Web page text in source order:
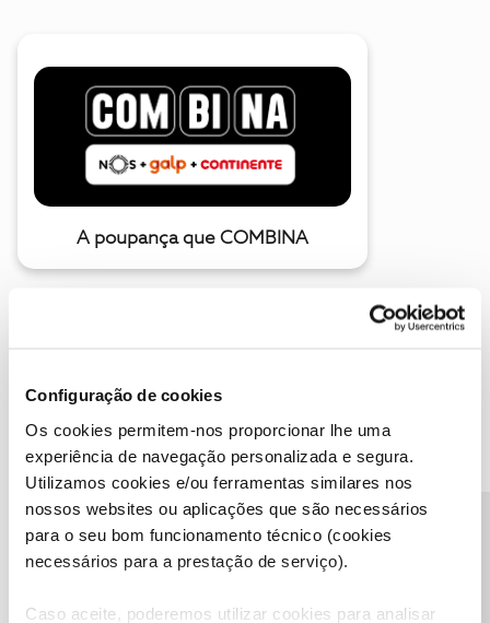
Configuração de cookies
Os cookies permitem-nos proporcionar lhe uma
experiência de navegação personalizada e segura.
Utilizamos cookies e/ou ferramentas similares nos
nossos websites ou aplicações que são necessários
para o seu bom funcionamento técnico (cookies
necessários para a prestação de serviço).
Caso aceite, poderemos utilizar cookies para analisar
A poupança que COMBINA
Descubra as novidades de julho